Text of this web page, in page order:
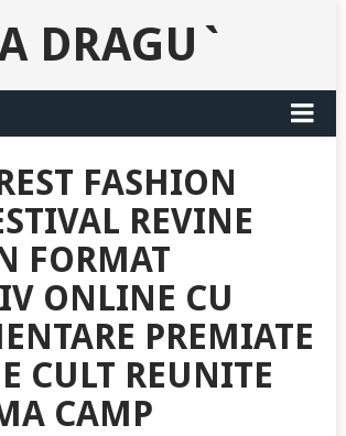
DRAGU`
FASHION
REVINE
FORMAT
ONLINE CU
PREMIATE
CULT REUNITE
CAMP